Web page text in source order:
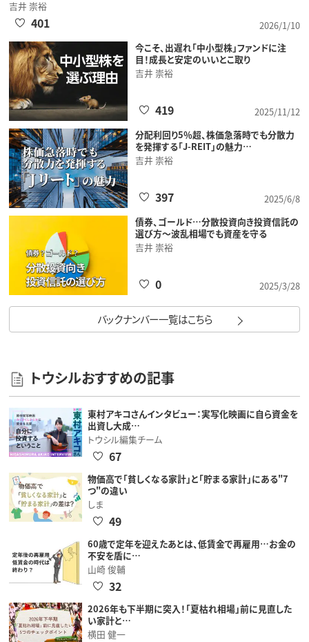
吉井 崇裕
2026/1/10
401
今こそ、出遅れ「中小型株」ファンドに注
目！成長と安定のいいとこ取り
吉井 崇裕
2025/11/12
419
分配利回り5％超、株価急落時でも分散力
を発揮する「J-REIT」の魅力…
吉井 崇裕
2025/6/8
397
債券、ゴールド…分散投資向き投資信託の
選び方～波乱相場でも資産を守る
吉井 崇裕
2025/3/28
0
バックナンバー一覧はこちら
トウシルおすすめの記事
東村アキコさんインタビュー：実写化映画に自ら資金を
出資し大成…
トウシル編集チーム
67
物価高で「貧しくなる家計」と「貯まる家計」にある"7
つ"の違い
しま
49
60歳で定年を迎えたあとは、低賃金で再雇用…お金の
不安を盾に…
山崎 俊輔
32
2026年も下半期に突入！「夏枯れ相場」前に見直した
い家計と…
横田 健一